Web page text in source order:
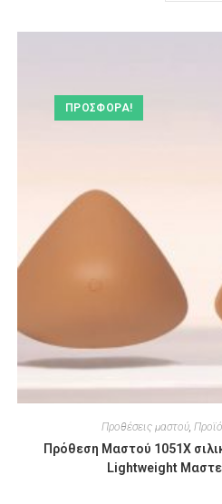
ΠΡΟΣΦΟΡΆ!
Προθέσεις μαστού,
Πρόθεση Μαστού 1051Χ
Lightweight